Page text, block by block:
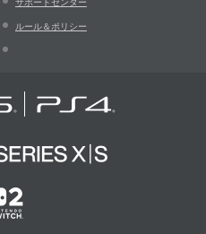
ルール＆ポリシー